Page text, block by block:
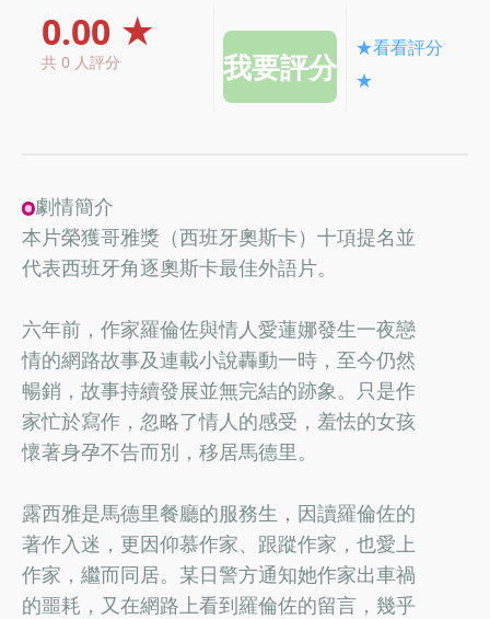
0.00 ★
共 0 人評分
★看看評分
★
劇情簡介
本片榮獲哥雅獎（西班牙奧斯卡）十項提名並
代表西班牙角逐奧斯卡最佳外語片。
六年前，作家羅倫佐與情人愛蓮娜發生一夜戀
情的網路故事及連載小說轟動一時，至今仍然
暢銷，故事持續發展並無完結的跡象。只是作
家忙於寫作，忽略了情人的感受，羞怯的女孩
懷著身孕不告而別，移居馬德里。
露西雅是馬德里餐廳的服務生，因讀羅倫佐的
著作入迷，更因仰慕作家、跟蹤作家，也愛上
作家，繼而同居。某日警方通知她作家出車禍
的噩耗，又在網路上看到羅倫佐的留言，幾乎